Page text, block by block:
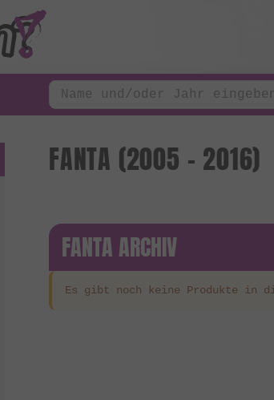
FANTA (2005 - 2016)
FANTA ARCHIV
Es gibt noch keine Produkte in